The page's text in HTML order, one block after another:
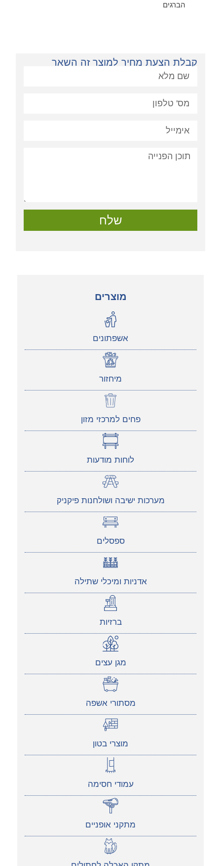
מוצרים
אשפתונים
מיחזור
פחים למרכזי מזון
לוחות מודעות
מערכות ישיבה ושולחנות פיקניק
ספסלים
אדניות ומיכלי שתילה
ברזיות
מגן עצים
מסתורי אשפה
מוצרי בטון
עמודי חסימה
מתקני אופניים
הברגים
קבלת הצעת מחיר למוצר זה השאר
פניה:
שלח